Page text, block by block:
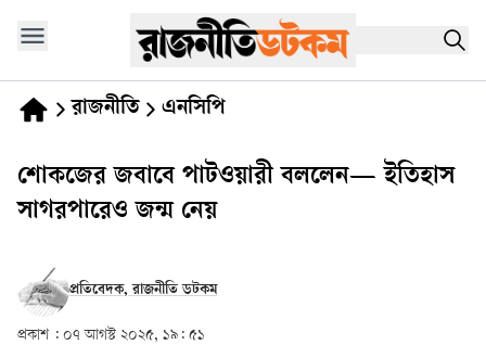
রাজনীতি এনসিপি
শোকজের জবাবে পাটওয়ারী বললেন— ইতিহাস
সাগরপারেও জন্ম নেয়
প্রতিবেদক, রাজনীতি ডটকম
প্রকাশ : ০৭ আগস্ট ২০২৫, ১৯: ৫১